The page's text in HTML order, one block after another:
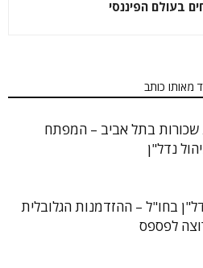
בעולם הפיננסי
מאותו כותב
שכורות בתל אביב – המפתח
נדל"ן
בחו"ל – ההזדמנות הגלובלית
לפספס